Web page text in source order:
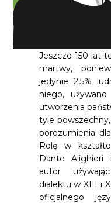
Jeszcze 150 lat
martwy,
jedynie 2,5%
niego,
utworzenia
tyle
porozumienia
Rolę w
Dante Alighieri
autor
dialektu w XIII i
oficjalnego